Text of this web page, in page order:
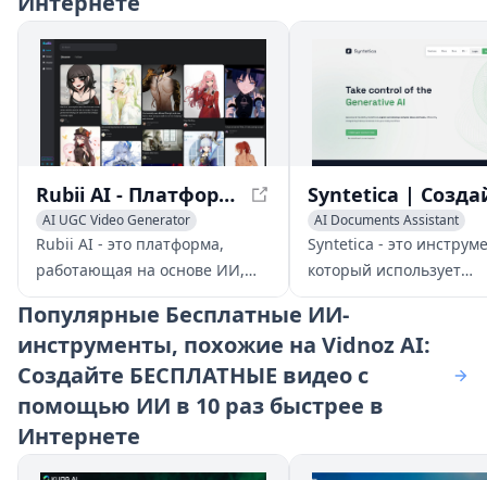
Rubii AI - Платформа UGC персонажей фэндома на основе ИИ
AI UGC Video Generator
AI Video Generator
AI Avatar Generator
Rubii AI - это платформа,
работающая на основе ИИ,
для создания и обмена
пользовательским контентом
(UGC), ориентированным на
персонажей фэндома. Она
предоставляет родную среду
для фанатов, чтобы выражать
свою креативность и
AI Documents Assistant
AI Image Generator
AI Video Generator
AI Productivity Tools
Syntetica - это
который использует
генеративный ИИ для
пользователям в
сложного контента,
документы,
книги, изображения и
путем интеграции
типов файлов и
Популярные Бесплатные ИИ-
инструменты, похожие на Vidnoz AI:
Создайте БЕСПЛАТНЫЕ видео с
помощью ИИ в 10 раз быстрее в
Интернете